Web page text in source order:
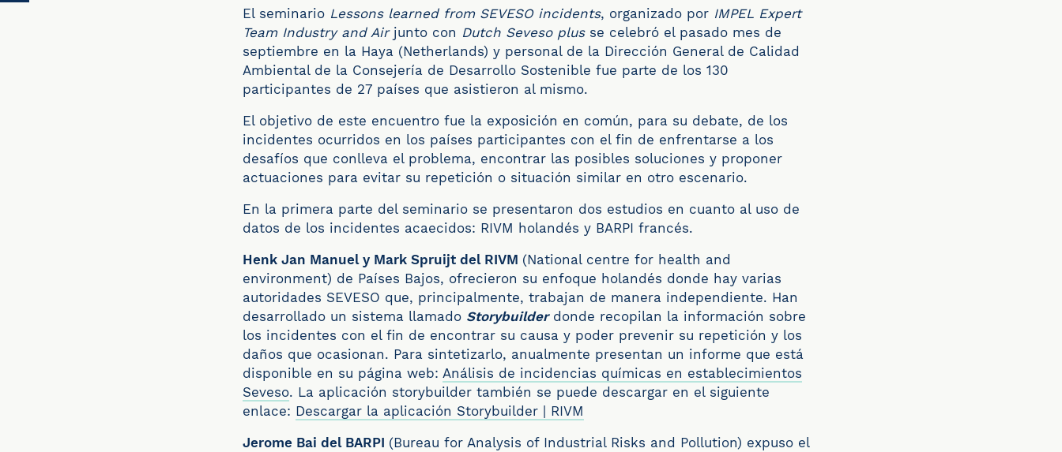
El seminario Lessons learned from SEVESO incidents, organizado por IMPEL Expert
Team Industry and Air junto con Dutch Seveso plus se celebró el pasado mes de
septiembre en la Haya (Netherlands) y personal de la Dirección General de Calidad
Ambiental de la Consejería de Desarrollo Sostenible fue parte de los 130
participantes de 27 países que asistieron al mismo.
El objetivo de este encuentro fue la exposición en común, para su debate, de los
incidentes ocurridos en los países participantes con el fin de enfrentarse a los
desafíos que conlleva el problema, encontrar las posibles soluciones y proponer
actuaciones para evitar su repetición o situación similar en otro escenario.
En la primera parte del seminario se presentaron dos estudios en cuanto al uso de
datos de los incidentes acaecidos: RIVM holandés y BARPI francés.
Henk Jan Manuel y Mark Spruijt del RIVM (National centre for health and
environment) de Países Bajos, ofrecieron su enfoque holandés donde hay varias
autoridades SEVESO que, principalmente, trabajan de manera independiente. Han
desarrollado un sistema llamado Storybuilderdonde recopilan la información sobre
los incidentes con el fin de encontrar su causa y poder prevenir su repetición y los
daños que ocasionan. Para sintetizarlo, anualmente presentan un informe que está
disponible en su página web: Análisis de incidencias químicas en establecimientos
Seveso. La aplicación storybuilder también se puede descargar en el siguiente
enlace: Descargar la aplicación Storybuilder | RIVM
Jerome Bai del BARPI (Bureau for Analysis of Industrial Risks and Pollution) expuso el